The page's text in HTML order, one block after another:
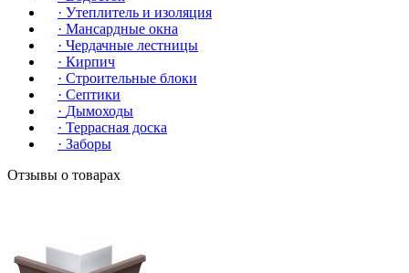
· Утеплитель и изоляция
· Мансардные окна
· Чердачные лестницы
· Кирпич
· Строительные блоки
· Септики
· Дымоходы
· Террасная доска
· Заборы
Отзывы о товарах